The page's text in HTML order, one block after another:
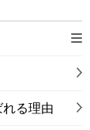
る理由